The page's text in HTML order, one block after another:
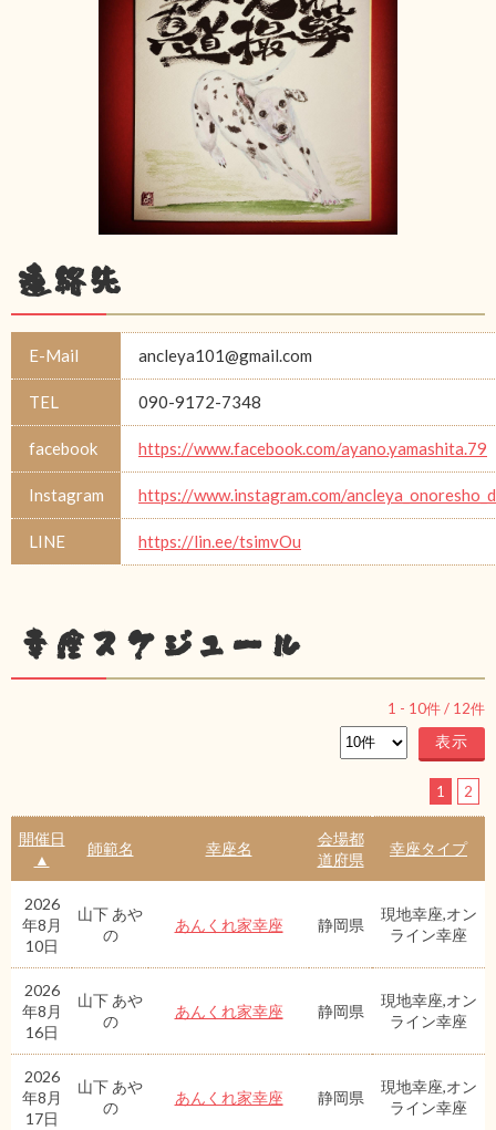
連絡先
E-Mail ancleya101@gmail.com
TEL 090-9172-7348
facebook https://www.facebook.com/ayano.yamashita.79
Instagram https://www.instagram.com/
LINE https://lin.ee/tsimvOu
幸座スケジュール
1 - 10件 / 12件
1 2
開催日
▲
師範名 幸座名
会場都
道府県
幸座タイプ
2026
年8月
10日
山下 あや
の
あんくれ家幸座 静岡県
現地幸座,オン
ライン幸座
2026
年8月
16日
山下 あや
の
あんくれ家幸座 静岡県
現地幸座,オン
ライン幸座
2026
年8月
17日
山下 あや
の
あんくれ家幸座 静岡県
現地幸座,オン
ライン幸座